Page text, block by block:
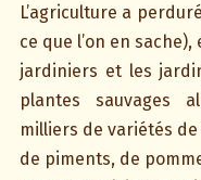
L’agriculture a
ce que l’on en
jardiniers et les
plantes sauvages
milliers de variétés
de piments, de